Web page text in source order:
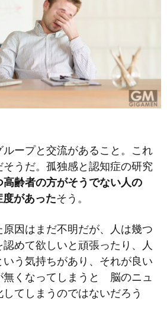
ープと交流があること。これ
うだ。孤独感と認知症の研究
高齢者の方がそうでない人の
があったそう。
因はまだ不明だが、人は幾つ
めて欲しいと頑張ったり、人
いう気持ちがあり、それが良い
無くなってしまうと 脳のニュ
てしまうのではないだろう